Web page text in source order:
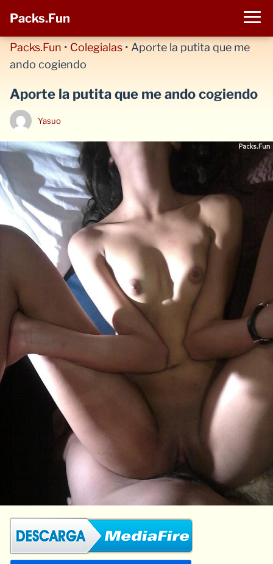
Packs.Fun
Packs.Fun • Colegialas • Aporte la putita que me
ando cogiendo
Aporte la putita que me ando cogiendo
Yasuo